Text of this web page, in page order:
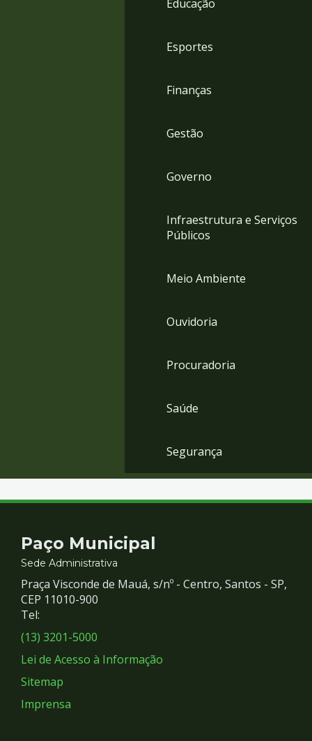
Educação
Esportes
Finanças
Gestão
Governo
Infraestrutura e Serviços
Públicos
Meio Ambiente
Ouvidoria
Procuradoria
Saúde
Segurança
Contato
e
Redes
Sociais
Paço Municipal
Sede Administrativa
Praça Visconde de Mauá, s/nº - Centro, Santos - SP,
CEP 11010-900
Tel:
(13) 3201-5000
Lei de Acesso à Informação
Sitemap
Imprensa